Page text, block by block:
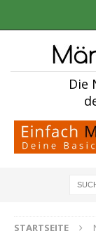
Die
STARTSEITE